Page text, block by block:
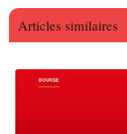
Articles similaires